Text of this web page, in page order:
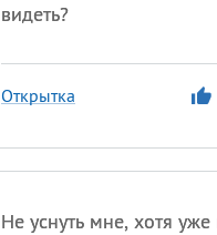
видеть?
Открытка
Не уснуть мне, хотя